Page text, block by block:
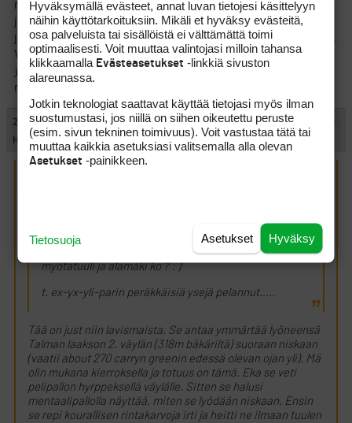
ne tuottaa). Noihin mekanismeihin palautuu myös toistettavuus,
joten nekin puuttuvat malleista. Samoin yksilöllisten tekijöiden
ja esim. anatomian asettamien rajoitusten huomioon ottaminen.
Voisitko siis perustella edes lyhyesti, mitä oikeanlainen
ymmärtäminen
mekanismeista kuvaavan matemaattisen mallin hallintaa?
27.8.2008 16:57:00 #229601 VASTAA ILMOITA ASIATON VIESTI
Hörhö
Yhtä ihmettelen…miten noin pienellä hartialiikkeellä
olet saanut 300 metrisiä par 4:sia yhdellä päälle…
myötätuuli ja alamäki kö ? : )
t. ex-yx-yli-parin peräkkäisiä ysejä pelannut…..
Tää on just niin lavismaista. Se antaa ymmärtää lyöneensä
Talman laakson 2. väylän (318m bäkäriltä) suoraan niskaan
(vaatii about 270 carryn greenin edessä olevan ojan yli). Mä
olin mukana kierroksella ja totuus on tämä. Eka se veti
pelipallon hyrppeksellä väylälle. Sitten se halusi
mentaalipallolla näyttää, miten se lyödään niskaan. Ensin
se repi kourallisen rintakarvoja irti ja heitti ne ilmaan tuulen
Hyväksymällä evästeet, annat luvan tietojesi käsittelyyn
näihin käyttötarkoituksiin. Mikäli et hyväksy evästeitä,
osa palveluista tai sisällöistä ei välttämättä toimi
optimaalisesti. Voit muuttaa valintojasi milloin tahansa
klikkaamalla Evästeasetukset -linkkiä sivuston
alareunassa.
Jotkin teknologiat saattavat käyttää tietojasi myös ilman
suostumustasi, jos niillä on siihen oikeutettu peruste
(esim. sivun tekninen toimivuus). Voit vastustaa tätä tai
muuttaa kaikkia asetuksiasi valitsemalla alla olevan
Asetukset -painikkeen.
Hyväksy
Asetukset
Tietosuoja